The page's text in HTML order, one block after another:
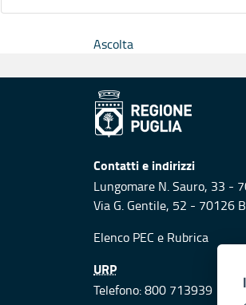
Ascolta
Contatti e indirizzi
Lungomare N. Sauro, 33 -
Via G. Gentile, 52 - 70126
Elenco PEC e Rubrica
URP
Telefono: 800 713939